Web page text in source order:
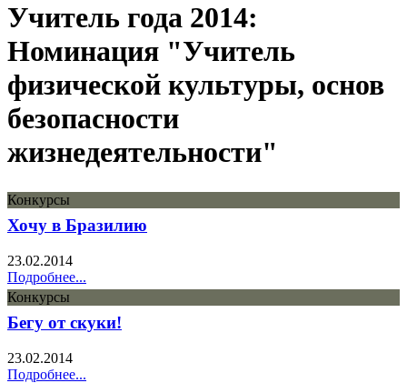
Учитель года 2014:
Номинация "Учитель
физической культуры, основ
безопасности
жизнедеятельности"
Конкурсы
Хочу в Бразилию
23.02.2014
Подробнее...
Конкурсы
Бегу от скуки!
23.02.2014
Подробнее...